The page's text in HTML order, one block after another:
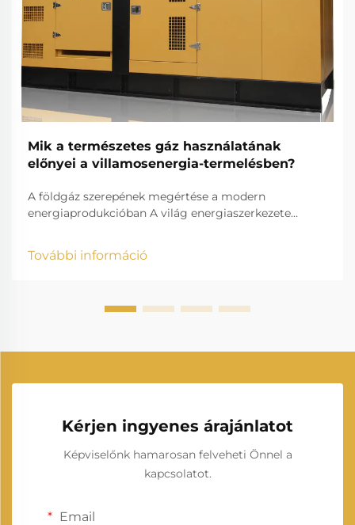
Mik a természetes gáz használatának
előnyei a villamosenergia-termelésben?
A földgáz szerepének megértése a modern
energiaprodukcióban A világ energiaszerkezete
egyik alappillérévé vált. Ahogy az országok
További információ
Kérjen ingyenes árajánlatot
Képviselőnk hamarosan felveheti Önnel a
kapcsolatot.
Email